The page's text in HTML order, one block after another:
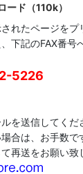
ード（110k）
れたページをプ
下記のFAX番号
5226
を送信してくだ
合は、お手数で
再送をお願い致